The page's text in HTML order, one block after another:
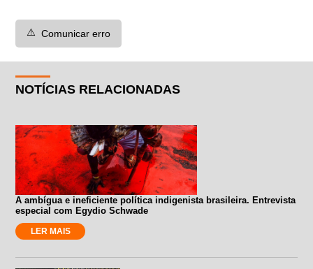
⚠️ Comunicar erro
NOTÍCIAS RELACIONADAS
A ambígua e ineficiente política indigenista brasileira. Entrevista
especial com Egydio Schwade
LER MAIS